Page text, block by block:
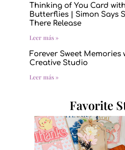
Thinking of You Card
Butterflies | Simon Says
There Release
Leer más »
Forever Sweet Memories
Creative Studio
Leer más »
Favorite